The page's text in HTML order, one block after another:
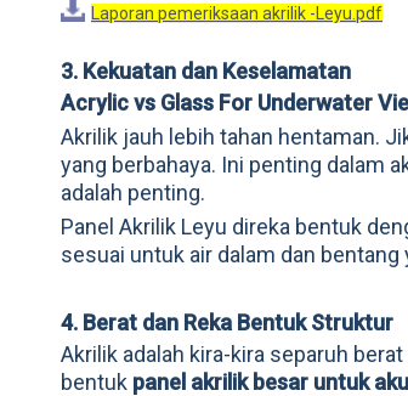
Laporan pemeriksaan akrilik -Leyu.pdf
3. Kekuatan dan Keselamatan
Acrylic vs Glass For Underwater
Akrilik jauh lebih tahan hentaman.
yang berbahaya. Ini penting dalam
adalah penting.
Panel Akrilik Leyu direka bentuk
sesuai untuk air dalam dan bentang
4. Berat dan Reka Bentuk Struktur
Akrilik adalah kira-kira separuh
bentuk panel akrilik besar untuk